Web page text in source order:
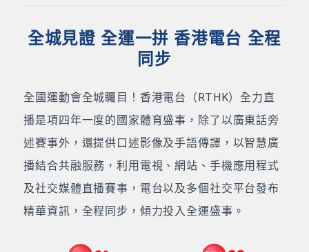
全城見證 全運一拼 香港電台 全程
同步
全國運動會全城矚目！香港電台（RTHK）全力直
播是項四年一度的國家體育盛事，除了以廣東話旁
述賽事外，還提供口述影像及手語傳譯，以智慧廣
播結合共融服務，利用電視、網站、手機應用程式
及社交媒體直播賽事，電台以及多個社交平台發布
精華資訊，全程同步，傾力投入全運盛事。